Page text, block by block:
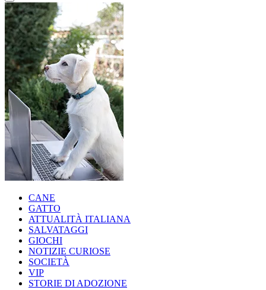
CANE
GATTO
ATTUALITÀ ITALIANA
SALVATAGGI
GIOCHI
NOTIZIE CURIOSE
SOCIETÀ
VIP
STORIE DI ADOZIONE